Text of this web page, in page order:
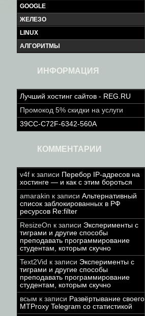
GOOGLE
ЖЕЛЕЗО
LINUX
АЛГОРИТМЫ
ИНФОРМАЦИЯ
Лучший хостинг сайтов - REG.RU
Промокод 5% скидки на услуги
39CC-C72F-6342-560A
КОММЕНТАРИИ
v4f к записи Перебор IP-адресов на
хостинге — и как с этим бороться
amarakin к записи Альтернативный
список заблокированных в РФ
ресурсов Re:filter
ResizeOn к записи Эксперименты с
тиграми и другие способы
преподавать программирование
студентам, которым скучно
Text2Vid к записи Эксперименты с
тиграми и другие способы
преподавать программирование
студентам, которым скучно
всым к записи Развёртывание своего
MTProxy Telegram со статистикой